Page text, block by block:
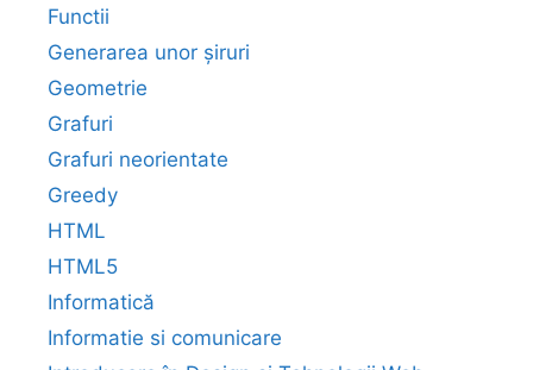
Functii
Generarea unor șiruri
Geometrie
Grafuri
Grafuri neorientate
Greedy
HTML
HTML5
Informatică
Informatie si comunicare